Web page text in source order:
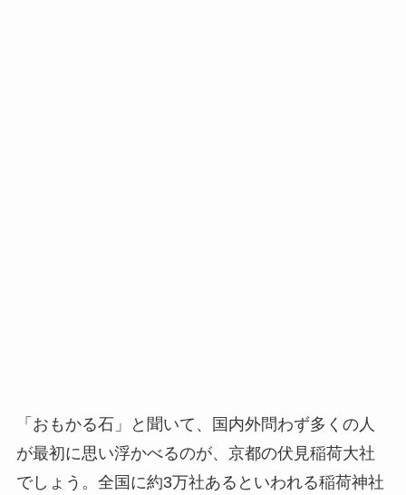
「おもかる石」と聞いて、国内外問わず多くの人
が最初に思い浮かべるのが、京都の伏見稲荷大社
でしょう。全国に約3万社あるといわれる稲荷神社